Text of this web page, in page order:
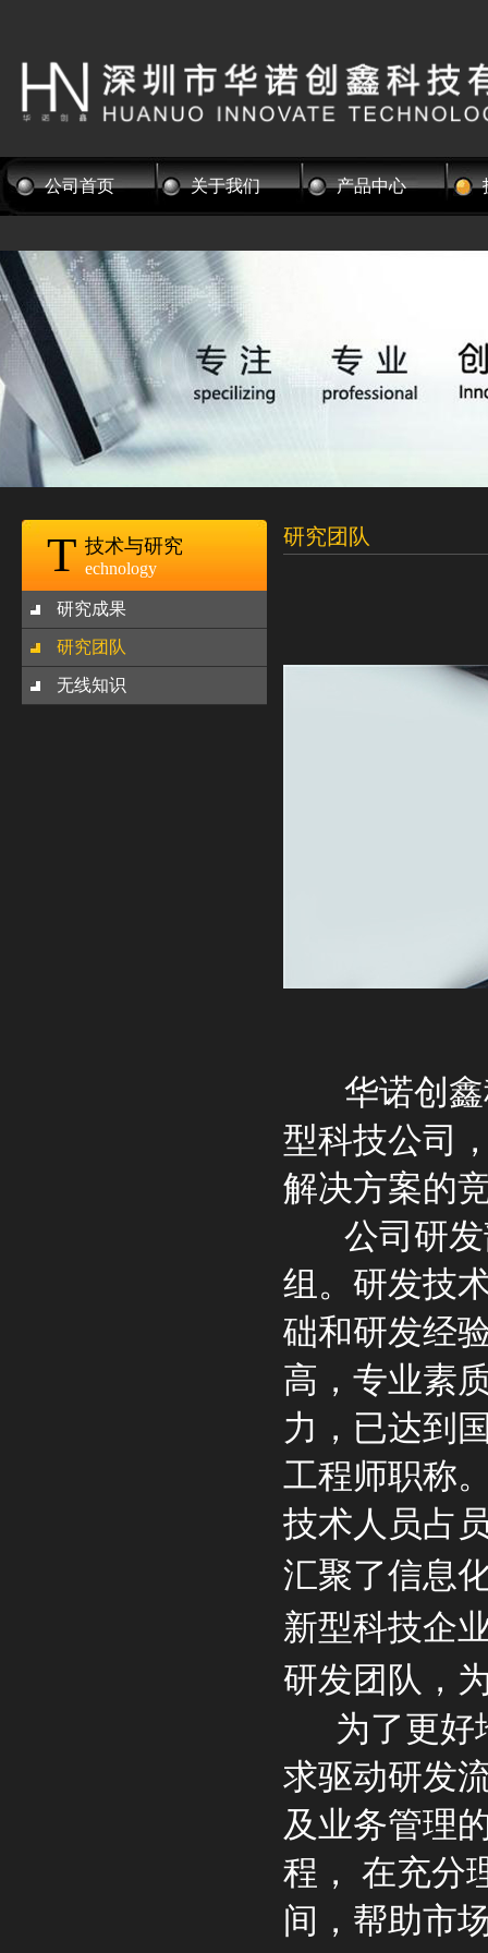
公司首页 关于我们 产品中心
T 技术与研究
echnology
研究成果
研究团队
无线知识
研究团队
华诺创鑫
型科技公司
解决方案的
公司研发
组。研发技
础和研发经
高，专业素
力，已达到
工程师职称
技术人员占
汇聚了信息
新型科技企
研发团队，
为了更好
求驱动研发
及业务管理
程， 在充分
间，帮助市